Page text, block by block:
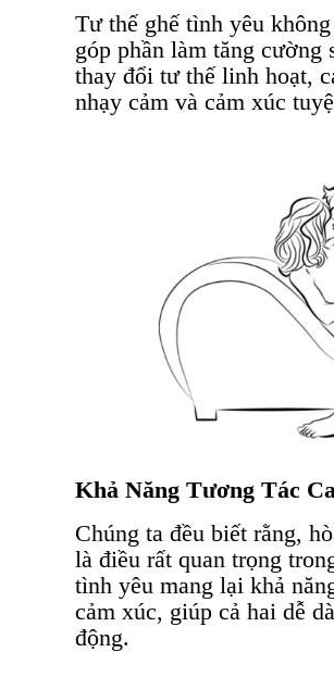
Tư thế ghế tình yêu
góp phần làm tăng
thay đổi tư thế linh hoạt,
nhạy cảm và cảm xúc
Khả Năng Tương Tác
Chúng ta đều biết rằng,
là điều rất quan trọng
tình yêu mang lại khả
cảm xúc, giúp cả hai dễ
động.